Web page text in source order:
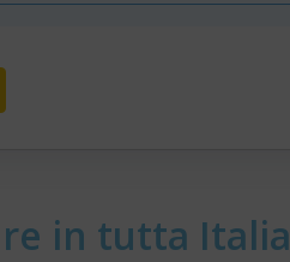
in tutta Italia